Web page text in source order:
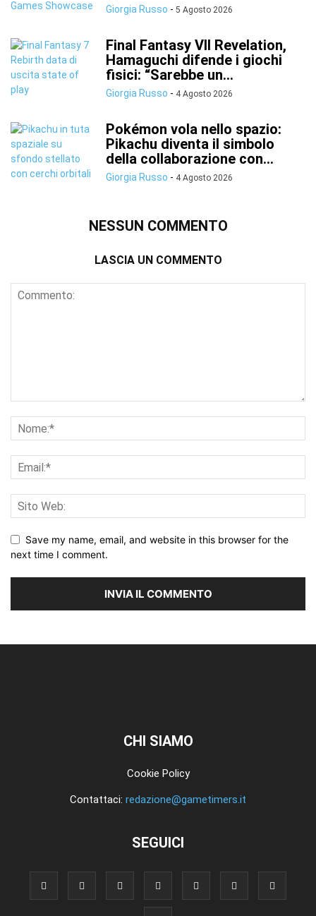
Giorgia Russo - 5 Agosto 2026
Final Fantasy VII Revelation,
Hamaguchi difende i giochi
fisici: “Sarebbe un...
Giorgia Russo - 4 Agosto 2026
Pokémon vola nello spazio:
Pikachu diventa il simbolo
della collaborazione con...
Giorgia Russo - 4 Agosto 2026
NESSUN COMMENTO
LASCIA UN COMMENTO
Save my name, email, and website in this browser for the
next time I comment.
CHI SIAMO
Cookie Policy
Contattaci: redazione@gametimers.it
SEGUICI